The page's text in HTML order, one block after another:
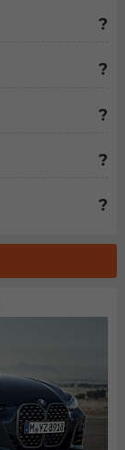
?
?
?
?
?